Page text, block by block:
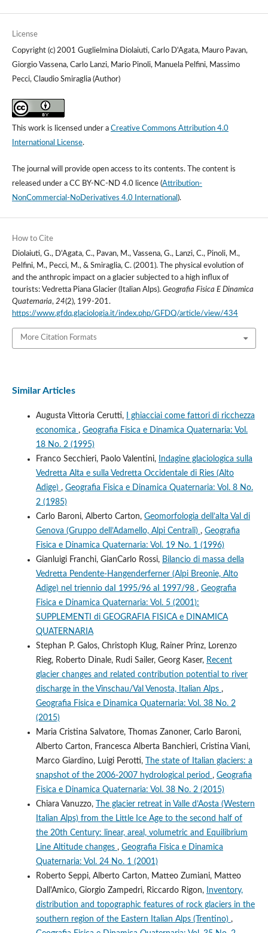
License
Copyright (c) 2001 Guglielmina Diolaiuti, Carlo D'Agata, Mauro Pavan,
Giorgio Vassena, Carlo Lanzi, Mario Pinoli, Manuela Pelfini, Massimo
Pecci, Claudio Smiraglia (Author)
This work is licensed under a Creative Commons Attribution 4.0
International License.
The journal will provide open access to its contents.The content is
released under a CC BY-NC-ND 4.0 licence(Attribution-
NonCommercial-NoDerivatives 4.0 International ).
How to Cite
Diolaiuti, G., D'Agata, C., Pavan, M., Vassena, G., Lanzi, C., Pinoli, M.,
Pelfini, M., Pecci, M., & Smiraglia, C. (2001). The physical evolution of
and the anthropic impact on a glacier subjected to a high influx of
tourists: Vedretta Piana Glacier (Italian Alps). Geografia Fisica E Dinamica
Quaternaria, 24(2), 199-201.
https://www.gfdq.glaciologia.it/index.php/GFDQ/article/view/434
More Citation Formats
Similar Articles
Augusta Vittoria Cerutti,
I ghiacciai come fattori di ricchezza
economica , Geografia Fisica e Dinamica Quaternaria: Vol.
18 No. 2 (1995)
Franco Secchieri, Paolo Valentini,
Indagine glaciologica sulla
Vedretta Alta e sulla Vedretta Occidentale di Ries (Alto
Adige) , Geografia Fisica e Dinamica Quaternaria: Vol. 8 No.
2 (1985)
Carlo Baroni, Alberto Carton, Geomorfologia dell’alta Val di
Genova (Gruppo dell’Adamello, Alpi Centrali) , Geografia
Fisica e Dinamica Quaternaria: Vol. 19 No. 1 (1996)
Gianluigi Franchi, GianCarlo Rossi, Bilancio di massa della
Vedretta Pendente-Hangenderferner (Alpi Breonie, Alto
Adige) nel triennio daI 1995/96 aI 1997/98 , Geografia
Fisica e Dinamica Quaternaria: Vol. 5 (2001):
SUPPLEMENTI di GEOGRAFIA FISICA e DINAMICA
QUATERNARIA
Stephan P. Galos, Christoph Klug, Rainer Prinz, Lorenzo
Rieg, Roberto Dinale, Rudi Sailer, Georg Kaser, Recent
glacier changes and related contribution potential to river
discharge in the Vinschau/Val Venosta, Italian Alps ,
Geografia Fisica e Dinamica Quaternaria: Vol. 38 No. 2
(2015)
Maria Cristina Salvatore, Thomas Zanoner, Carlo Baroni,
Alberto Carton, Francesca Alberta Banchieri, Cristina Viani,
Marco Giardino, Luigi Perotti,
The state of Italian glaciers: a
snapshot of the 2006-2007 hydrological period , Geografia
Fisica e Dinamica Quaternaria: Vol. 38 No. 2 (2015)
Chiara Vanuzzo,
The glacier retreat in Valle d’Aosta (Western
Italian Alps) from the Little Ice Age to the second half of
the 20th Century: linear, areal, volumetric and Equilibrium
Line Altitude changes , Geografia Fisica e Dinamica
Quaternaria: Vol. 24 No. 1 (2001)
Roberto Seppi, Alberto Carton, Matteo Zumiani, Matteo
Dall'Amico, Giorgio Zampedri, Riccardo Rigon,
Inventory,
distribution and topographic features of rock glaciers in the
southern region of the Eastern Italian Alps (Trentino) ,